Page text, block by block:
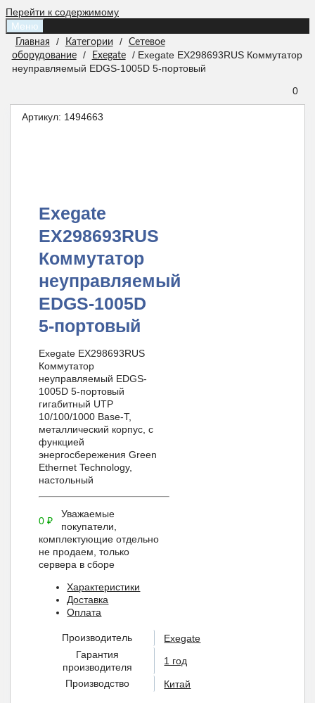
Перейти к содержимому
Меню
Главная / Категории /
Сетевое
оборудование
/ Exegate
/ Exegate EX298693RUS Коммутатор
неуправляемый EDGS-1005D 5-портовый
0
Артикул: 1494663
Exegate
EX298693RUS
Коммутатор
неуправляемый
EDGS-1005D
5-портовый
Exegate EX298693RUS
Коммутатор
неуправляемый EDGS-
1005D 5-портовый
гигабитный UTP
10/100/1000 Base-T,
металлический корпус, с
функцией
энергосбережения Green
Ethernet Technology,
настольный
0₽
Уважаемые
покупатели,
комплектующие отдельно
не продаем, только
сервера в сборе
Характеристики
Доставка
Оплата
Производитель
Exegate
Гарантия
производителя
1 год
Производство Китай